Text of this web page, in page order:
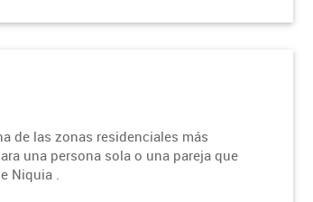
de las zonas residenciales más
una persona sola o una pareja que
Niquia .